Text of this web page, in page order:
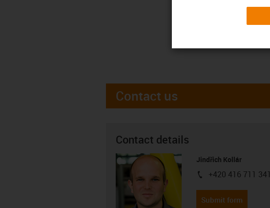
Contact us
Contact details
Jindřich Kollár
igus-icon-phone
+420 416 711 341
Submit form